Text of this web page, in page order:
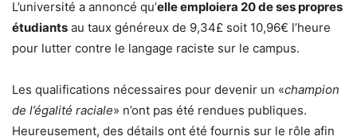
L’université a annoncé qu’elle emploiera 20 de ses propres
étudiants au taux généreux de 9,34£ soit 10,96€ l’heure
pour lutter contre le langage raciste sur le campus.
Les qualifications nécessaires pour devenir un «champion
de l’égalité raciale» n’ont pas été rendues publiques.
Heureusement, des détails ont été fournis sur le rôle afin